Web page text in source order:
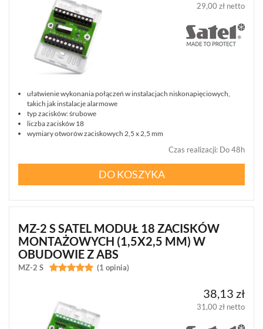
POKAŻ
WSZYSTKO
SYSTEMY
PPOŻ
WIDEODOMOFONY
DOMOFONY
KONTROLA
DOSTĘPU
INTELIGENTNY
Y
AKCESORIA
WIEŻE
MOBILNE
ZESTAWY
29,00 zł netto
ułatwienie wykonania połączeń w instalacjach niskonapięciowych,
takich jak instalacje alarmowe
typ zacisków: śrubowe
liczba zacisków 18
wymiary otworów zaciskowych 2,5 x 2,5 mm
Czas realizacji: Do 48h
DO KOSZYKA
MZ-2 S SATEL MODUŁ 18 ZACISKÓW
MONTAŻOWYCH (1,5X2,5 MM) W
OBUDOWIE Z ABS
MZ-2 S 
 (1 opinia)
38,13 zł
31,00 zł netto